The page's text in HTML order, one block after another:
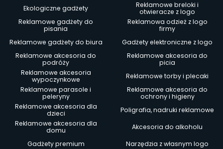
Ekologiczne gadżety
Reklamowe breloki i
otwieracze z logo
Reklamowe gadżety do
pisania
Reklamowa odzież z logo
firmy
Reklamowe gadżety do biura
Gadżety elektroniczne z logo
Reklamowe akcesoria do
podróży
Reklamowe akcesoria do
picia
Reklamowe akcesoria
wypoczynkowe
Reklamowe torby i plecaki
Reklamowe parasole i
peleryny
Reklamowe akcesoria do
ochrony i higieny
Reklamowe akcesoria dla
dzieci
Poligrafia, nadruki reklamowe
Reklamowe akcesoria dla
domu
Akcesoria do alkoholu
Gadżety premium
Narzędzia z własnym logo